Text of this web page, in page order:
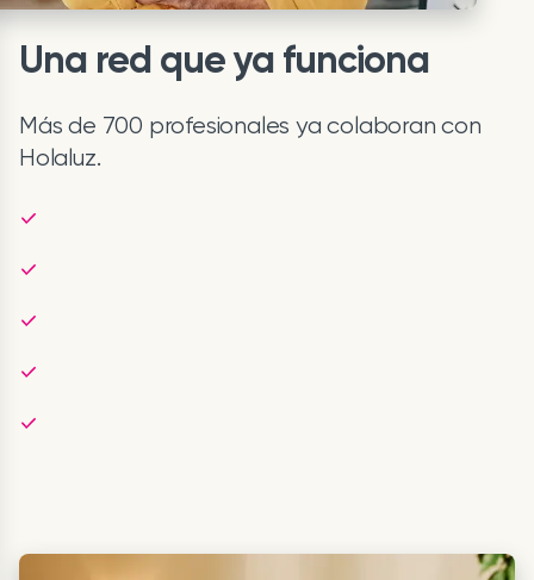
Una red que ya funciona
Más de 700 profesionales ya colaboran con
Holaluz.